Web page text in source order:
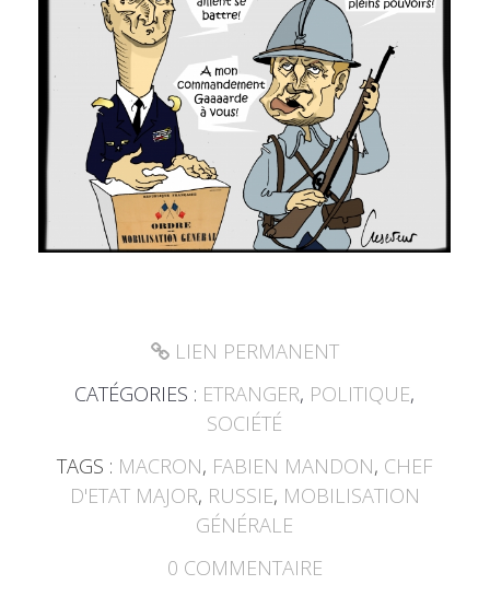
LIEN PERMANENT
CATÉGORIES : ETRANGER, POLITIQUE,
SOCIÉTÉ
TAGS : MACRON, FABIEN MANDON, CHEF
D'ETAT MAJOR, RUSSIE, MOBILISATION
GÉNÉRALE
0 COMMENTAIRE